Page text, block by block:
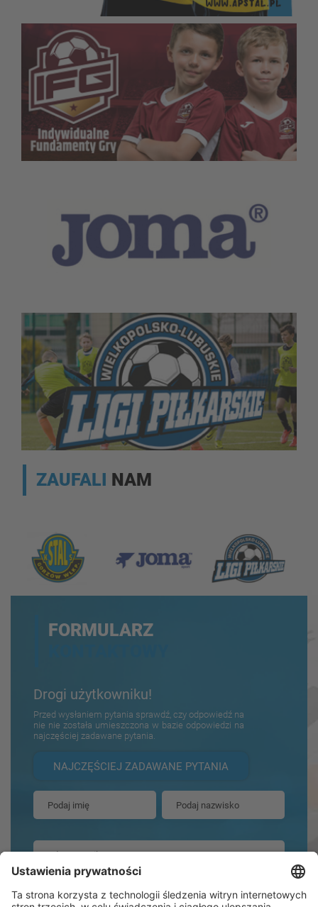
ZAUFALI NAM
FORMULARZ
Drogi użytkowniku!
Przed wysłaniem pytania sprawdź, czy odpowiedź na
nie nie została umieszczona w bazie odpowiedzi na
najczęściej zadawane pytania.
NAJCZĘŚCIEJ ZADAWANE PYTANIA